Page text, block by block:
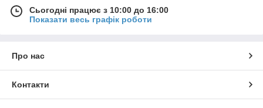
Сьогодні працює з 10:00 до 16:00
Показати весь графік роботи
Про нас
Контакти